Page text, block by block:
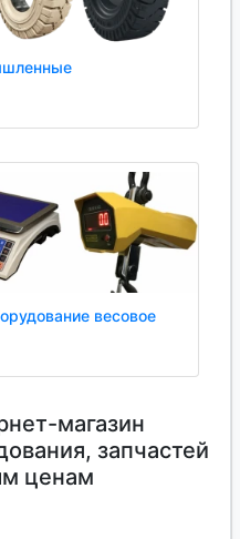
весовое
магазин
запчастей
ценам